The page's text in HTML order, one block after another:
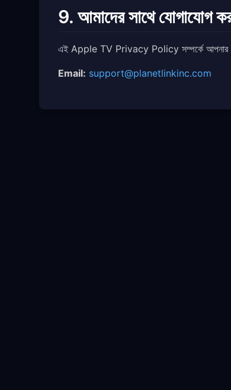
9. আমাদের সাথে যোগাযোগ
এই Apple TV Privacy Policy সম্পর্কে আপনার
Email: support@planetlinkinc.com